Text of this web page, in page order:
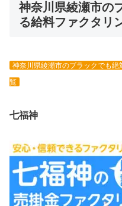
神奈川県綾瀬市の
る給料ファクタリ
神奈川県綾瀬市のブラックでも
覧
七福神